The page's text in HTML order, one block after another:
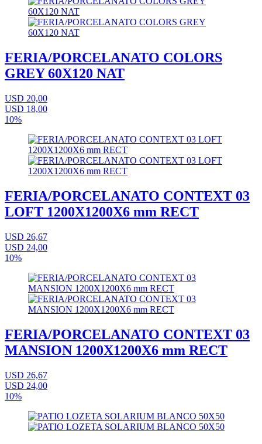
FERIA/PORCELANATO COLORS
GREY 60X120 NAT
USD 20,00
USD 18,00
10%
FERIA/PORCELANATO CONTEXT 03
LOFT 1200X1200X6 mm RECT
USD 26,67
USD 24,00
10%
FERIA/PORCELANATO CONTEXT 03
MANSION 1200X1200X6 mm RECT
USD 26,67
USD 24,00
10%